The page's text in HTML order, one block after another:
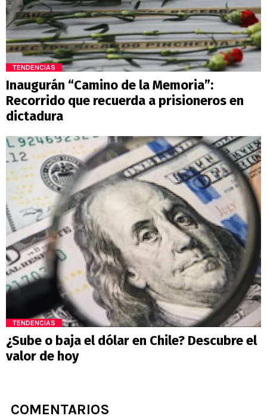
TENDENCIAS
Inaugurán “Camino de la Memoria”:
Recorrido que recuerda a prisioneros en
dictadura
TENDENCIAS
¿Sube o baja el dólar en Chile? Descubre el
valor de hoy
COMENTARIOS